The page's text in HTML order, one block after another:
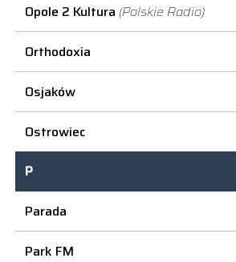
Opole 2 Kultura (Polskie Radio)
Orthodoxia
Osjaków
Ostrowiec
P
Parada
Park FM